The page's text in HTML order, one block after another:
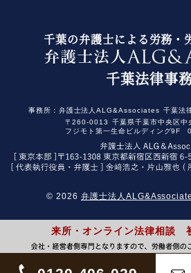
来所・オンライン法律相談
千葉の弁護士による労務・
千葉法律事
事務所： 弁護士法人ALG&Associates 千葉法
〒260-0013
千葉県千葉市中央区中
フジモト第一生命ビルディング9F
© 2026 弁護士法人